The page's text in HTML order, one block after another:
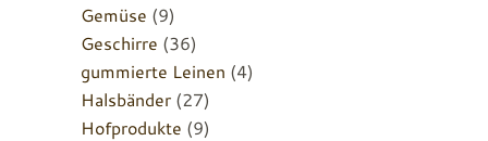
Gemüse (9)
Geschirre (36)
gummierte Leinen (4)
Halsbänder (27)
Hofprodukte (9)